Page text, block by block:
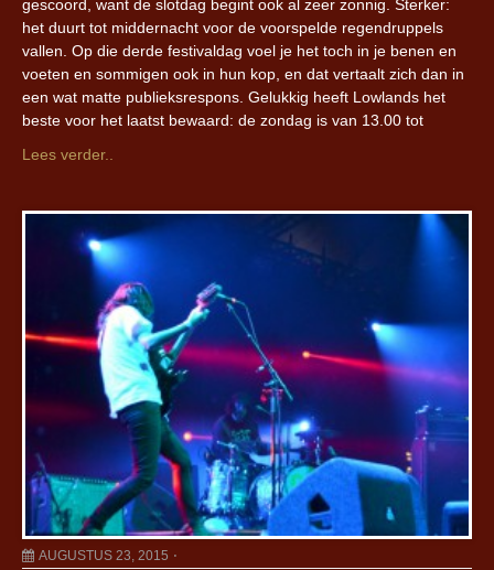
gescoord, want de slotdag begint ook al zeer zonnig. Sterker:
het duurt tot middernacht voor de voorspelde regendruppels
vallen. Op die derde festivaldag voel je het toch in je benen en
voeten en sommigen ook in hun kop, en dat vertaalt zich dan in
een wat matte publieksrespons. Gelukkig heeft Lowlands het
beste voor het laatst bewaard: de zondag is van 13.00 tot
Lees verder..
AUGUSTUS 23, 2015